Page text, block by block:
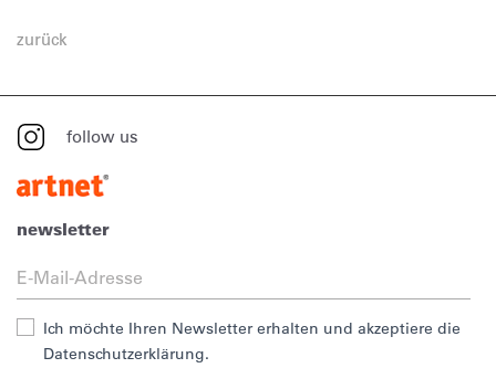
zurück
follow us
newsletter
Ich möchte Ihren Newsletter erhalten und akzeptiere die
Datenschutzerklärung.